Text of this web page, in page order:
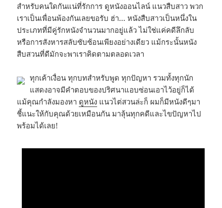
สำหรับคนใดกันแน่ที่รักการ ดูหนังออนไลน์ แนวสืบสาว พวก
เราเป็นเพื่อนพ้องกันเลยขอรับ ฮ่า… หนังสืบสาวเป็นหนึ่งใน
ประเภทที่มีคู่รักหนังจำนวนมากอยู่แล้ว ไม่ใช่แค่คดีลึกลับ
หรือการสังหารสลับซับซ้อนเพียงอย่างเดียว แม้กระนั้นหนัง
สืบสวนที่ดีมักจะพาเราคิดตามตลอดเวลา
ทุกเค้าเงื่อน ทุกบทสำหรับพูด ทุกปัญหา รวมทั้งทุกนัก
แสดงอาจมีคำตอบของปริศนาแอบซ่อนเอาไว้อยู่ก็ได้
แม้คุณกำลังมองหา ดูหนัง แนวไต่สวนล่ะก็ ผมก็มีหนังดีๆมา
ชี้แนะให้กับคุณด้วยเหมือนกัน มาลุ้นทุกคดีและไขปัญหาไป
พร้อมได้เลย!